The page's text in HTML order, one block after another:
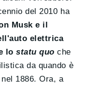
del 2010 ha
Musk e il
elettrica
lostatu quo che
da quando è
1886. Ora, a